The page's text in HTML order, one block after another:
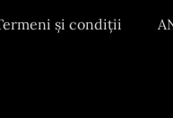
și condiții